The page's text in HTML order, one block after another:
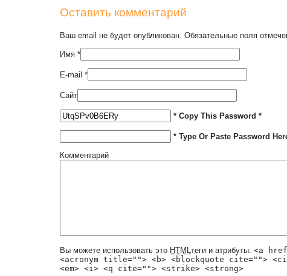
Оставить комментарий
Ваш email не будет опубликован. Обязательные поля
Имя *
E-mail *
Сайт
* Copy This Password *
* Type Or Paste Password
Комментарий
Вы можете использовать это HTMLтеги и атрибуты: <a
<acronym title=""> <b> <blockquote cite="">
<em> <i> <q cite=""> <strike> <strong>